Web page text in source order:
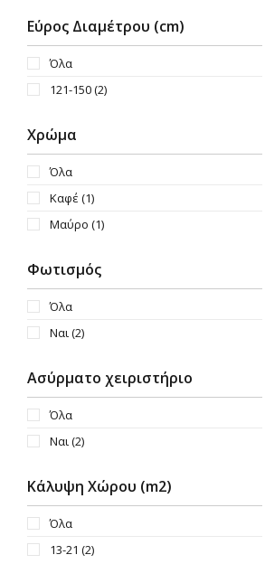
Εύρος Διαμέτρου (cm)
Όλα
121-150(2)
Χρώμα
Όλα
Καφέ (1)
Μαύρο (1)
Φωτισμός
Όλα
Ναι(2)
Ασύρματο χειριστήριο
Όλα
Ναι(2)
Κάλυψη Χώρου (m2)
Όλα
13-21 (2)